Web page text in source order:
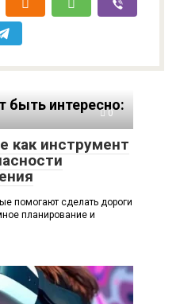
интересно:
0
как инструмент
помогают сделать дороги
планирование и